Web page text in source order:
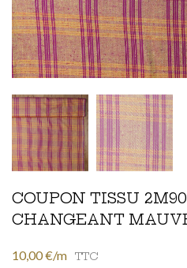
COUPON TISSU
CHANGEANT
10,00 €/m TTC